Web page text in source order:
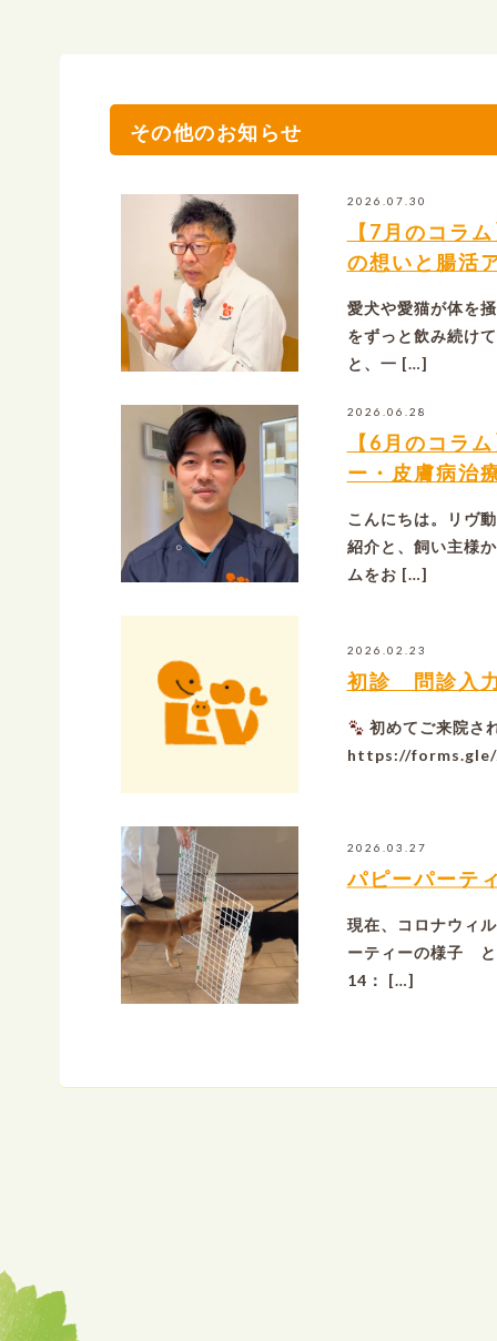
その他のお知らせ
2026.07.30
【7月のコラ
の想いと腸活
愛犬や愛猫が体を
をずっと飲み続け
と、一 […]
2026.06.28
【6月のコラ
ー・皮膚病治
こんにちは。リヴ
紹介と、飼い主様
ムをお […]
2026.02.23
初診 問診入
初めてご来院さ
https://forms.gle/
2026.03.27
パピーパーテ
現在、コロナウィ
ーティーの様子
14： […]